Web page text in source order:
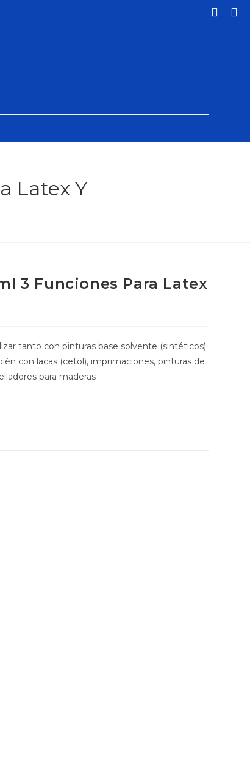
Latex Y
3 Funciones Para Latex
tanto con pinturas base solvente (sintéticos)
con lacas (cetol), imprimaciones, pinturas de
para maderas